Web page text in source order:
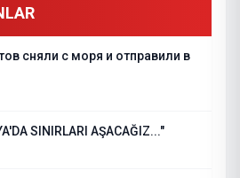
сняли с моря и отправили в
SINIRLARI AŞACAĞIZ..."